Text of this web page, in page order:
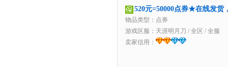
520元=50000点券★在线发
物品类型：点券
游戏区服： 天涯明月刀 / 全区 / 全服
卖家信用：